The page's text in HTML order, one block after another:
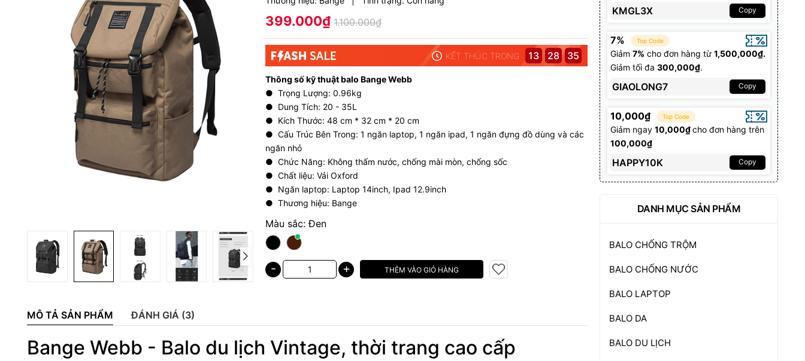
399.000₫ 1.100.000₫
KẾT THÚC TRONG 13 28 34
Thông số kỹ thuật balo Bange Webb
● Trọng Lượng: 0.96kg
● Dung Tích: 20 - 35L
● Kích Thước: 48 cm * 32 cm * 20 cm
● Cấu Trúc Bên Trong: 1 ngăn laptop, 1 ngăn ipad, 1 ngăn đựng đồ dùng và các
ngăn nhỏ
● Chức Năng: Không thấm nước, chống mài mòn, chống sốc
● Chất liệu: Vải Oxford
● Ngăn laptop: Laptop 14inch, Ipad 12.9inch
● Thương hiệu: Bange
Màu sắc:Đen
- + THÊM VÀO GIỎ HÀNG
MÔ TẢ SẢN PHẨM ĐÁNH GIÁ (3)
Bange Webb - Balo du lịch Vintage, thời trang cao cấp
KMGL3X Copy
7% Top Code
Giảm 7% cho đơn hàng từ 1,500,000₫.
Giảm tối đa 300,000₫.
GIAOLONG7 Copy
10,000₫ Top Code
Giảm ngay 10,000₫cho đơn hàng trên
100,000₫
HAPPY10K Copy
DANH MỤC SẢN PHẨM
BALO CHỐNG TRỘM
BALO CHỐNG NƯỚC
BALO LAPTOP
BALO DA
BALO DU LỊCH